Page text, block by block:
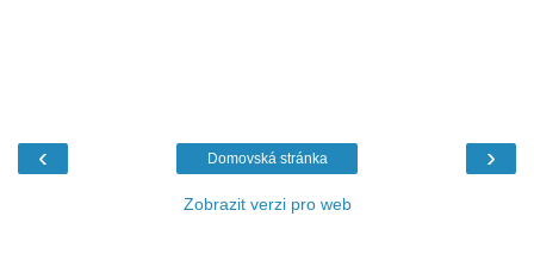
‹ ›
Domovská stránka
Zobrazit verzi pro web